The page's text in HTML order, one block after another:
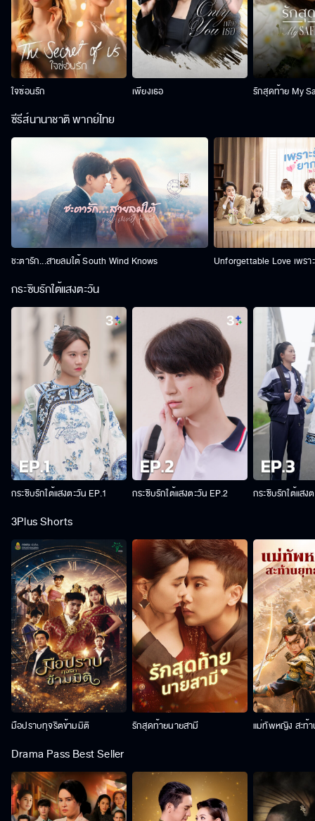
ใจซ่อนรัก เพียงเธอ รักสุดท้าย My
ซีรีส์นานาชาติ พากย์ไทย
ชะตารัก...สายลมใต้ South Wind Knows Unforgettable Love เพรา
กระซิบรักใต้แสงตะวัน
กระซิบรักใต้แสงตะวัน EP.1 กระซิบรักใต้แสงตะวัน EP.2 กระซิบรักใต้แสง
3Plus Shorts
มือปราบทุจริตข้ามมิติ รักสุดท้ายนายสามี แม่ทัพหญิง สะท้
Drama Pass Best Seller